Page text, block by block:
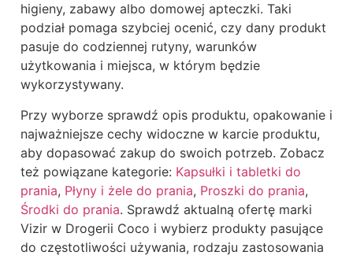
higieny, zabawy albo domowej apteczki. Taki
podział pomaga szybciej ocenić, czy dany produkt
pasuje do codziennej rutyny, warunków
użytkowania i miejsca, w którym będzie
wykorzystywany.
Przy wyborze sprawdź opis produktu, opakowanie i
najważniejsze cechy widoczne w karcie produktu,
aby dopasować zakup do swoich potrzeb. Zobacz
też powiązane kategorie: Kapsułki i tabletki do
prania, Płyny i żele do prania, Proszki do prania,
Środki do prania. Sprawdź aktualną ofertę marki
Vizir w Drogerii Coco i wybierz produkty pasujące
do częstotliwości używania, rodzaju zastosowania